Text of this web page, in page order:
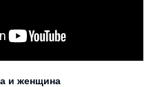
и женщина